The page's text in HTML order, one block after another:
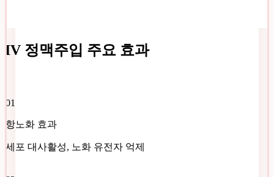
IV 정맥주입 주요 효과
01
항노화 효과
세포 대사활성, 노화 유전자 억제